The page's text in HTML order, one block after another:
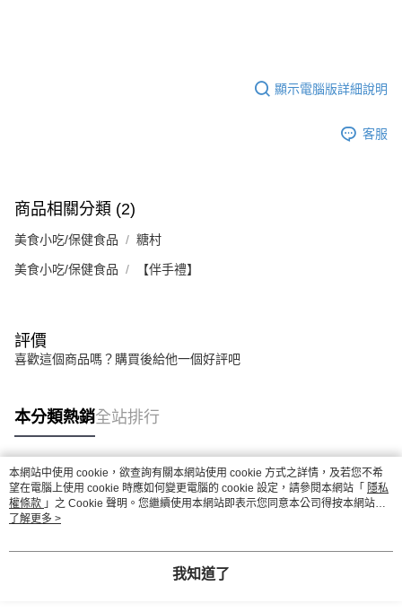
顯示電腦版詳細說明
客服
商品相關分類 (2)
美食小吃/保健食品 糖村
美食小吃/保健食品 【伴手禮】
評價
喜歡這個商品嗎？購買後給他一個好評吧
本分類熱銷全站排行
熱門標籤
本網站中使用 cookie，欲查詢有關本網站使用 cookie 方式之詳情，及若您不希
望在電腦上使用 cookie 時應如何變更電腦的 cookie 設定，請參閱本網站「 隱私
權條款 」之 Cookie 聲明。您繼續使用本網站即表示您同意本公司得按本網站使
用條款之 Cookie 聲明使用 cookie。
了解更多 >
我知道了